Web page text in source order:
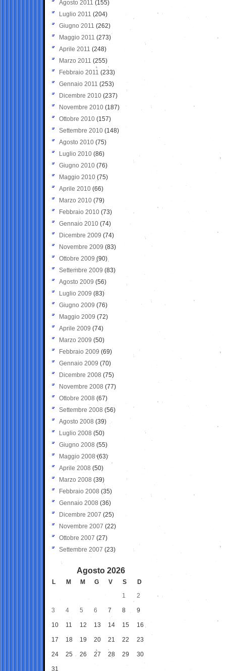
Agosto 2011 (155)
Luglio 2011 (204)
Giugno 2011 (262)
Maggio 2011 (273)
Aprile 2011 (248)
Marzo 2011 (255)
Febbraio 2011 (233)
Gennaio 2011 (253)
Dicembre 2010 (237)
Novembre 2010 (187)
Ottobre 2010 (157)
Settembre 2010 (148)
Agosto 2010 (75)
Luglio 2010 (86)
Giugno 2010 (76)
Maggio 2010 (75)
Aprile 2010 (66)
Marzo 2010 (79)
Febbraio 2010 (73)
Gennaio 2010 (74)
Dicembre 2009 (74)
Novembre 2009 (83)
Ottobre 2009 (90)
Settembre 2009 (83)
Agosto 2009 (56)
Luglio 2009 (83)
Giugno 2009 (76)
Maggio 2009 (72)
Aprile 2009 (74)
Marzo 2009 (50)
Febbraio 2009 (69)
Gennaio 2009 (70)
Dicembre 2008 (75)
Novembre 2008 (77)
Ottobre 2008 (67)
Settembre 2008 (56)
Agosto 2008 (39)
Luglio 2008 (50)
Giugno 2008 (55)
Maggio 2008(63)
Aprile 2008 (50)
Marzo 2008 (39)
Febbraio 2008 (35)
Gennaio 2008 (36)
Dicembre 2007 (25)
Novembre 2007 (22)
Ottobre 2007 (27)
Settembre 2007 (23)
Agosto 2026
L M M G V S
D
1
2
3 4 5 6 7 8 9
10 11 12 13 14 15 16
17 18 19 20 21 22 23
24 25 26 27 28 29 30
31